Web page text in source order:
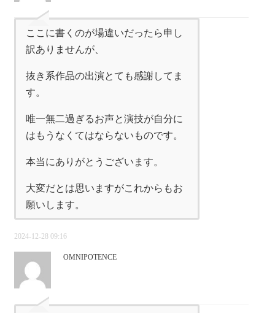
ここに書くのが場違いだったら申し
訳ありませんが、
抜き系作品の出演とても感謝してま
す。
唯一無二過ぎるお声と演技が自分に
はもうなくてはならないものです。
本当にありがとうございます。
大変だとは思いますがこれからもお
願いします。
2024-12-28 09:16
OMNIPOTENCE